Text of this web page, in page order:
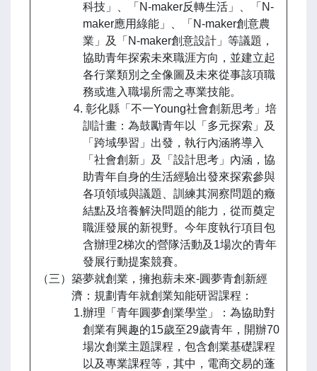
科技」、「N-maker反轉生活」、「N-
maker應用綠能」、「N-maker創意農
業」及「N-maker創意設計」等議題，
協助青年探索未來職涯方向，並建立起
各行業類別之全像圖及未來從事該項職
務或進入職場所需之專業技能。
4. 彰化縣「不一Young社會創新思考」培
訓計畫：為鼓勵青年以「多元探索」及
「跨域學習」出發，執行內涵將導入
「社會創新」及「設計思考」內涵，協
助青年自身的生活經驗出發來探索參與
各項領域與議題、訓練其洞察問題的癥
結點及培養解決問題的能力，從而奠定
職涯發展的新視野。今年度執行項目包
含辦理2梯次的營隊活動及1場次的青年
發展行動提案競賽。
（三）築夢就創業，擁抱薪未來-圓夢青創新經
濟：規劃青年就創業知能研習課程：
1.辦理「青年圓夢創業學堂」：為協助對
創業有興趣的15歲至29歲青年，開辦70
場次創業主題課程，包含創業基礎課程
以及專業課程等，其中，電商交易的蓬